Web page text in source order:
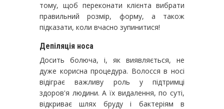
тому, щоб переконати клієнта вибрати
правильний розмір, форму, а також
підказати, коли вчасно зупинитися!
Депіляція носа
Досить болюча, і, як виявляється, не
дуже корисна процедура. Волосся в носі
відіграє важливу роль у підтримці
здоров'я людини. А їх видалення, по суті,
відкриває шлях бруду і бактеріям в